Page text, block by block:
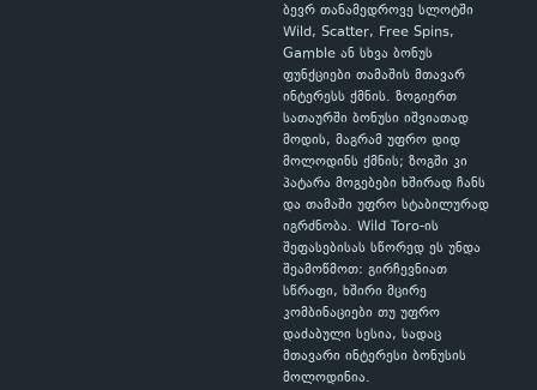
ბევრ თანამედროვე სლოტში
Wild, Scatter, Free Spins,
Gamble ან სხვა ბონუს
ფუნქციები თამაშის მთავარ
ინტერესს ქმნის. ზოგიერთ
სათაურში ბონუსი იშვიათად
მოდის, მაგრამ უფრო დიდ
მოლოდინს ქმნის; ზოგში კი
პატარა მოგებები ხშირად ჩანს
და თამაში უფრო სტაბილურად
იგრძნობა. Wild Toro-ის
შეფასებისას სწორედ ეს უნდა
შეამოწმოთ: გირჩევნიათ
სწრაფი, ხშირი მცირე
კომბინაციები თუ უფრო
დაძაბული სესია, სადაც
მთავარი ინტერესი ბონუსის
მოლოდინია.